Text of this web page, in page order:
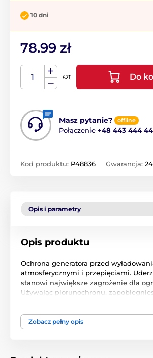
10 dni
78.99 zł
szt Do
Masz pytanie? offline
Połączenie +48 443 444
Kod produktu: P48836 Gwarancja:
Opis i parametry
Opis produktu
Ochrona generatora przed
atmosferycznymi i przepięciami.
stanowi największe zagrożenie dla
Używając piorunochronu,
uszkodzeń.
Zobacz pełny opis